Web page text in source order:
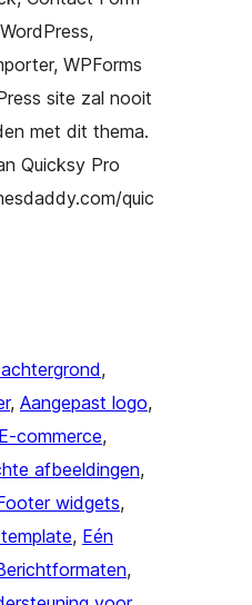
WPForms
site zal nooit
met dit thema.
Quicksy Pro
quic
, Aangepast logo
E-commerce
afbeeldingen
widgets
, Eén